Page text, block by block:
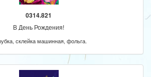
0314.821
В День Рождения!
склейка машинная, фольга.